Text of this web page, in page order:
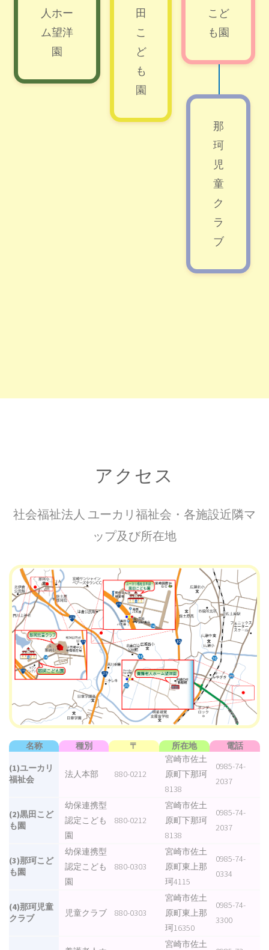
人ホー
ム望洋
園
田
こ
ど
も
園
こど
も園
那
珂
児
童
ク
ラ
ブ
アクセス
社会福祉法人 ユーカリ福祉会・各施設近隣マ
ップ及び所在地
名称 種別 〒 所在地 電話
(1)ユーカリ
福祉会
法人本部 880-0212
宮崎市佐土
原町下那珂
8138
0985-74-
2037
(2)黒田こど
も園
幼保連携型
認定こども
園
880-0212
宮崎市佐土
原町下那珂
8138
0985-74-
2037
(3)那珂こど
も園
幼保連携型
認定こども
園
880-0303
宮崎市佐土
原町東上那
珂4115
0985-74-
0334
(4)那珂児童
クラブ
児童クラブ 880-0303
宮崎市佐土
原町東上那
珂16350
0985-74-
3300
宮崎市佐土